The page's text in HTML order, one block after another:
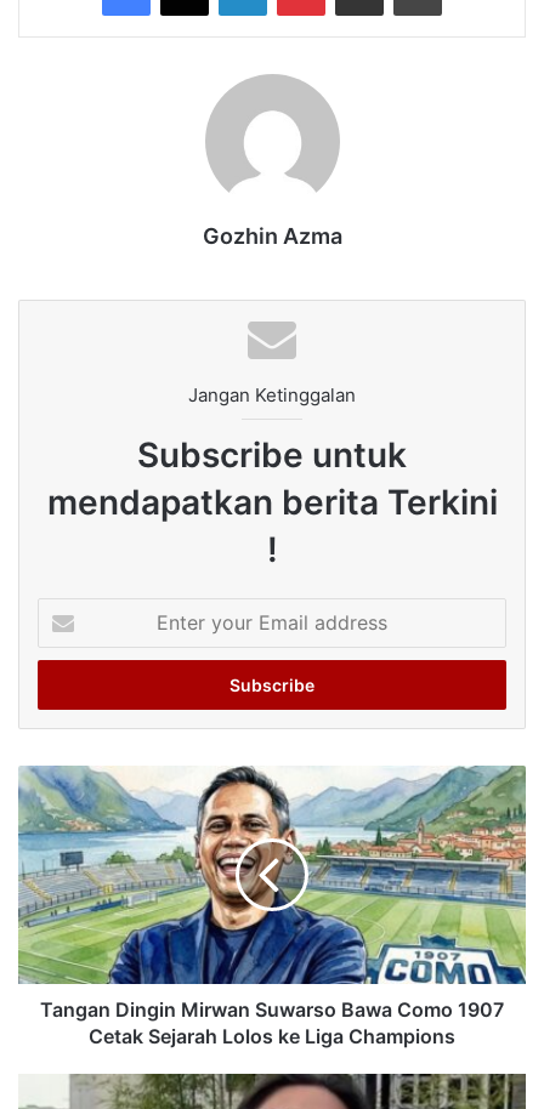
Gozhin Azma
Jangan Ketinggalan
Subscribe untuk
mendapatkan berita Terkini
!
your
Email
Tangan Dingin Mirwan Suwarso Bawa Como 1907
Cetak Sejarah Lolos ke Liga Champions